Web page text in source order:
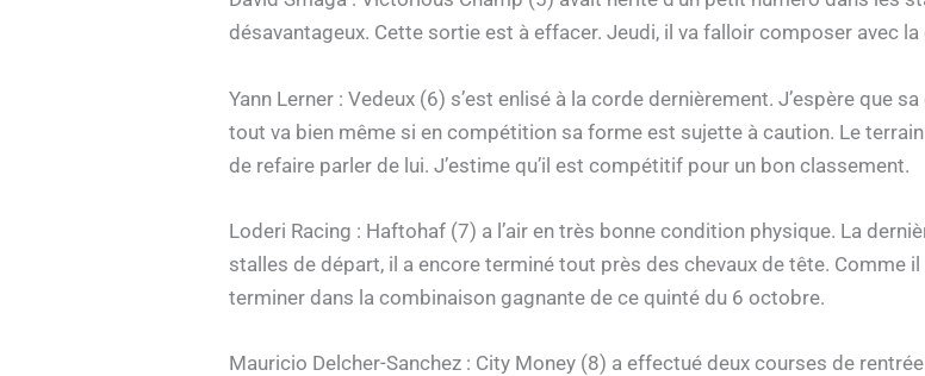
désavantageux. Cette sortie est à effacer. Jeudi, il va falloir composer avec
Yann Lerner : Vedeux (6) s’est enlisé à la corde dernièrement. J’espère que
tout va bien même si en compétition sa forme est sujette à caution. Le
de refaire parler de lui. J’estime qu’il est compétitif pour un bon classement.
Loderi Racing : Haftohaf (7) a l’air en très bonne condition physique. La
stalles de départ, il a encore terminé tout près des chevaux de tête. Comme
terminer dans la combinaison gagnante de ce quinté du 6 octobre.
Mauricio Delcher-Sanchez : City Money (8) a effectué deux courses de